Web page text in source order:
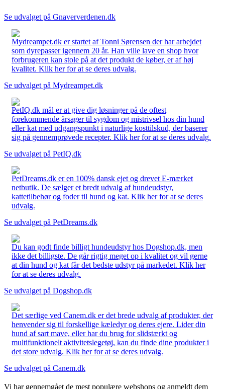
Se udvalget på Gnaververdenen.dk
Mydreampet.dk er startet af Tonni Sørensen der har arbejdet
som dyrepasser igennem 20 år. Han ville lave en shop hvor
forbrugeren kan stole på at det produkt de køber, er af høj
kvalitet. Klik her for at se deres udvalg.
Se udvalget på Mydreampet.dk
PetIQ.dk mål er at give dig løsninger på de oftest
forekommende årsager til sygdom og mistrivsel hos din hund
eller kat med udgangspunkt i naturlige kosttilskud, der baserer
sig på gennemprøvede recepter. Klik her for at se deres udvalg.
Se udvalget på PetIQ.dk
PetDreams.dk er en 100% dansk ejet og drevet E-mærket
netbutik. De sælger et bredt udvalg af hundeudstyr,
kattetilbehør og foder til hund og kat. Klik her for at se deres
udvalg.
Se udvalget på PetDreams.dk
Du kan godt finde billigt hundeudstyr hos Dogshop.dk, men
ikke det billigste. De går rigtig meget op i kvalitet og vil gerne
at din hund og kat får det bedste udstyr på markedet. Klik her
for at se deres udvalg.
Se udvalget på Dogshop.dk
Det særlige ved Canem.dk er det brede udvalg af produkter, der
henvender sig til forskellige kæledyr og deres ejere. Lider din
hund af sart mave, eller har du brug for slidstærkt og
multifunktionelt aktivitetslegetøj, kan du finde dine produkter i
det store udvalg. Klik her for at se deres udvalg.
Se udvalget på Canem.dk
Vi har gennemgået de mest populære webshops og anmeldt dem